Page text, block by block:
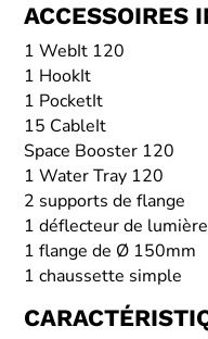
ACCESSOIRES
1 WebIt 120
1 HookIt
1 PocketIt
15 CableIt
Space Booster 120
1 Water Tray 120
2 supports de flange
1 déflecteur de lumière
1 flange de Ø 150mm
1 chaussette simple